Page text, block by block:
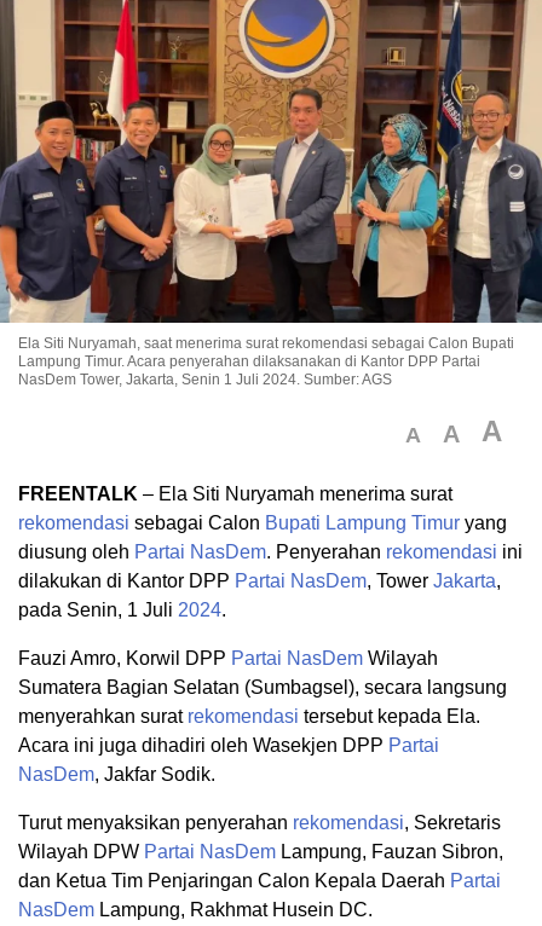
Ela Siti Nuryamah, saat menerima surat rekomendasi sebagai Calon Bupati
Lampung Timur. Acara penyerahan dilaksanakan di Kantor DPP Partai
NasDem Tower, Jakarta, Senin 1 Juli 2024. Sumber: AGS
A A A
FREENTALK – Ela Siti Nuryamah menerima surat
rekomendasi sebagai Calon Bupati Lampung Timur yang
diusung oleh Partai NasDem. Penyerahan rekomendasi ini
dilakukan di Kantor DPP Partai NasDem, Tower Jakarta,
pada Senin, 1 Juli 2024.
Fauzi Amro, Korwil DPP Partai NasDem Wilayah
Sumatera Bagian Selatan (Sumbagsel), secara langsung
menyerahkan surat rekomendasi tersebut kepada Ela.
Acara ini juga dihadiri oleh Wasekjen DPP Partai
NasDem, Jakfar Sodik.
Turut menyaksikan penyerahan rekomendasi, Sekretaris
Wilayah DPW Partai NasDem Lampung, Fauzan Sibron,
dan Ketua Tim Penjaringan Calon Kepala Daerah Partai
NasDem Lampung, Rakhmat Husein DC.